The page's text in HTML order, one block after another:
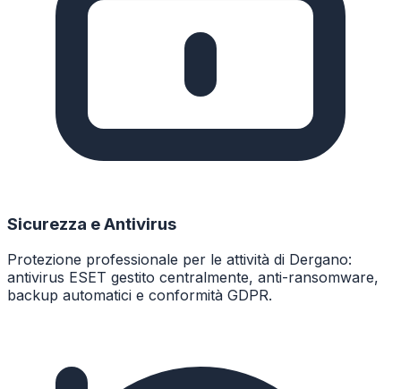
Sicurezza e Antivirus
Protezione professionale per le attività di Dergano:
antivirus ESET gestito centralmente, anti-ransomware,
backup automatici e conformità GDPR.